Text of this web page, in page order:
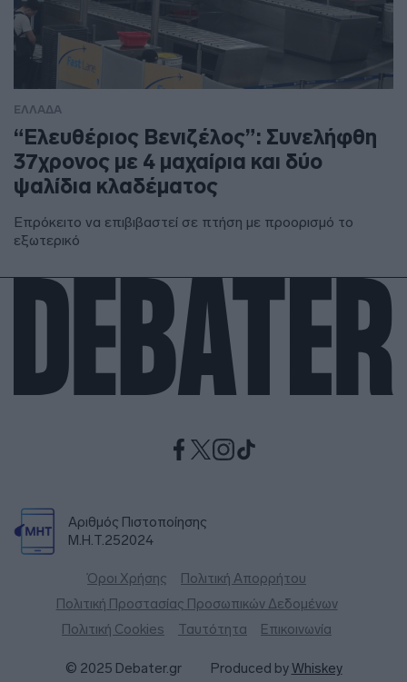
ΕΛΛΑΔΑ
“Ελευθέριος Βενιζέλος”: Συνελήφθη
37χρονος με 4 μαχαίρια και δύο
ψαλίδια κλαδέματος
Επρόκειτο να επιβιβαστεί σε πτήση με προορισμό το
εξωτερικό
Αριθμός Πιστοποίησης
Μ.Η.Τ.252024
Όροι Χρήσης
Πολιτική Απορρήτου
Πολιτική Προστασίας Προσωπικών Δεδομένων
Πολιτική Cookies
Ταυτότητα Επικοινωνία
© 2025 Debater.gr Produced byWhiskey